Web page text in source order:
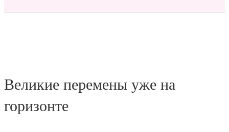
Великие перемены уже на
горизонте